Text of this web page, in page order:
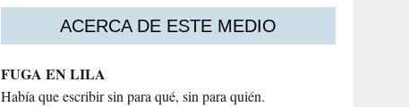
ACERCA DE ESTE MEDIO
FUGA EN LILA
Había que escribir sin para qué, sin para quién.